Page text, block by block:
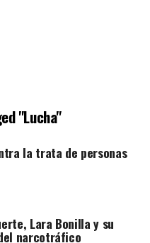
"Lucha"
la trata de personas
Lara Bonilla y su
narcotráfico